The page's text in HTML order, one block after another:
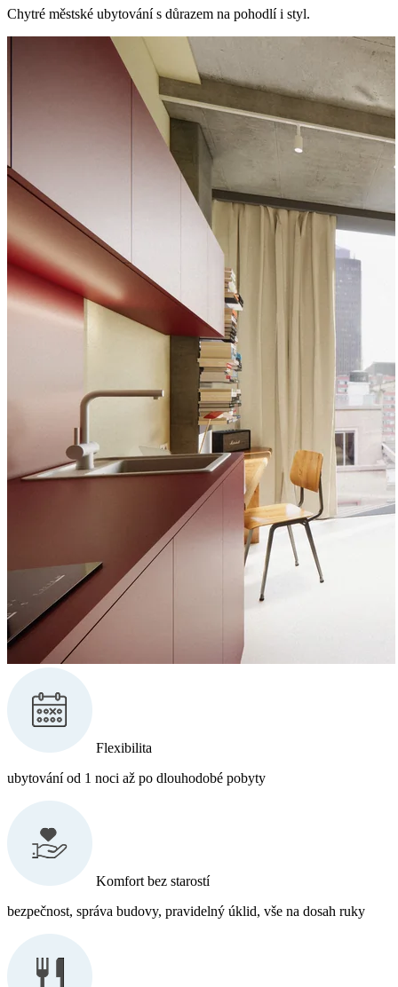
Chytré městské ubytování s důrazem na pohodlí i styl.
Flexibilita
ubytování od 1 noci až po dlouhodobé pobyty
Komfort bez starostí
bezpečnost, správa budovy, pravidelný úklid, vše na dosah ruky